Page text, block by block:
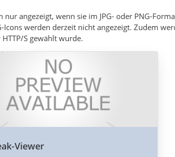
nur angezeigt, wenn sie im JPG- oder PNG-
Icons werden derzeit nicht angezeigt. Zudem
S gewählt wurde.
Viewer